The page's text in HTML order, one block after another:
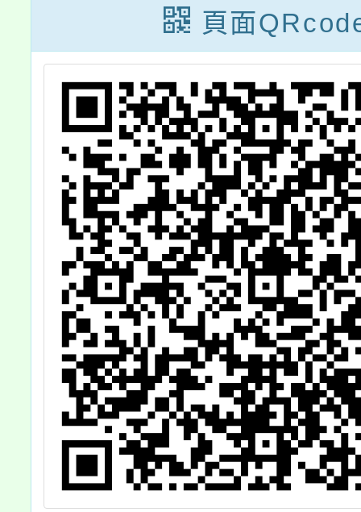
樂會（含漢詩吟
唱）及研習課程
活動，延期辦理
年5月
事宜
告周
躍報
頁面